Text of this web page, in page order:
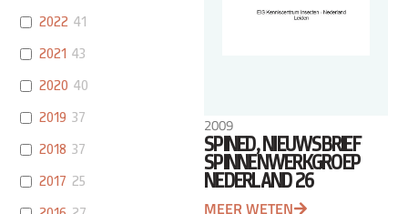
2022 41
2021 43
2020 40
2019 37
2018 37
2017 25
2009
SPINED, NIEUWSBRIEF
SPINNENWERKGROEP
NEDERLAND 26
MEER WETEN